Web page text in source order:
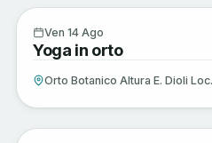
Musica e Spettacoli
Ven 14 Ago
Yoga in orto
Orto Botanico Altura E. Dioli